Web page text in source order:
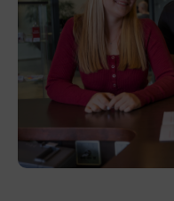
Terminübersicht